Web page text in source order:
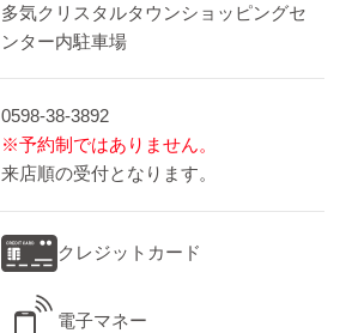
多気クリスタルタウンショッピングセ
ンター内駐車場
0598-38-3892
※予約制ではありません。
来店順の受付となります。
クレジットカード
電子マネー